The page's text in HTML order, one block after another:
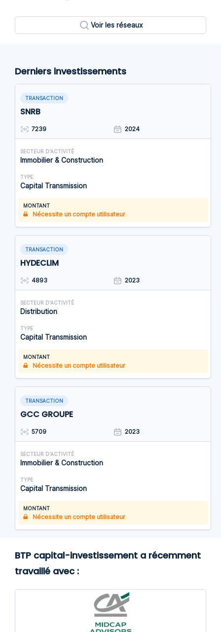
Voir les réseaux
Derniers investissements
TRANSACTION
SNRB
7239 2024
SECTEUR D'ACTIVITÉ
Immobilier & Construction
TYPE
Capital Transmission
MONTANT
Nécessite un compte utilisateur
TRANSACTION
HYDECLIM
4893 2023
SECTEUR D'ACTIVITÉ
Distribution
TYPE
Capital Transmission
MONTANT
Nécessite un compte utilisateur
TRANSACTION
GCC GROUPE
5709 2023
SECTEUR D'ACTIVITÉ
Immobilier & Construction
TYPE
Capital Transmission
MONTANT
Nécessite un compte utilisateur
BTP capital-investissement a récemment
travaillé avec :